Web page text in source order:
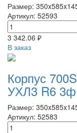
Размер:
Артикул: 52593
3 342.06 ₽
В заказ
Корпус
УХЛ3 R6
Размер:
Артикул: 52583